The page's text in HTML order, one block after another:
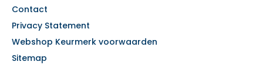
Contact
Privacy Statement
Webshop Keurmerk voorwaarden
Sitemap